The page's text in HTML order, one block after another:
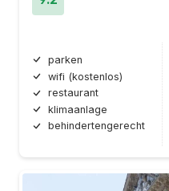
parken
wifi (kostenlos)
restaurant
klimaanlage
behindertengerecht